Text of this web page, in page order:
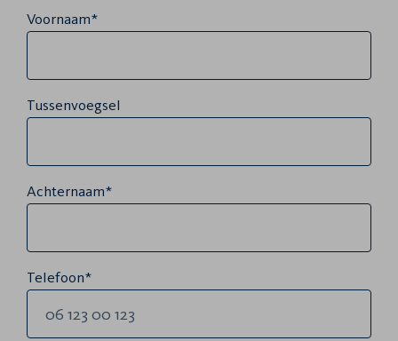
Voornaam*
Tussenvoegsel
Achternaam*
Telefoon*